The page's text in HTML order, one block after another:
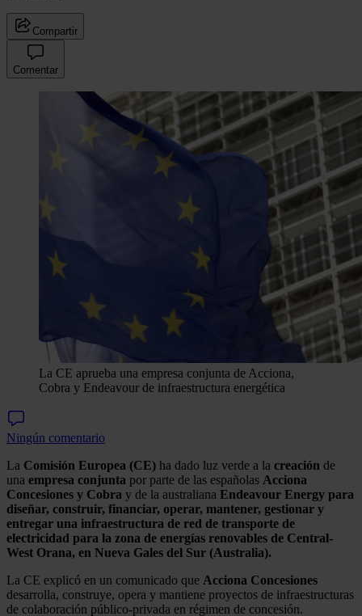
Compartir
Comentar
La CE aprueba una empresa conjunta de Acciona,
Cobra y Endeavour de infraestructura energética
Ningún comentario
La Comisión Europea (CE) ha dado luz verde a la creación de
una empresa conjunta por parte de las españolas Acciona
Concesiones y Cobra y de la australiana Endeavour Energy para
diseñar, construir, financiar, operar, mantener, gestionar y
entregar una infraestructura de red de transporte de
electricidad para la zona de energías renovables de Central-
West Orana, en Nueva Gales del Sur (Australia).
La CE explicó en un comunicado que Acciona Concesiones
desarrolla, construye, opera y mantiene proyectos de infraestructuras
de colaboración público-privada en régimen de concesión.